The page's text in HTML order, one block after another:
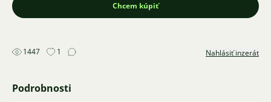
Chcem kúpiť
1447 1 Nahlásiť inzerát
Podrobnosti